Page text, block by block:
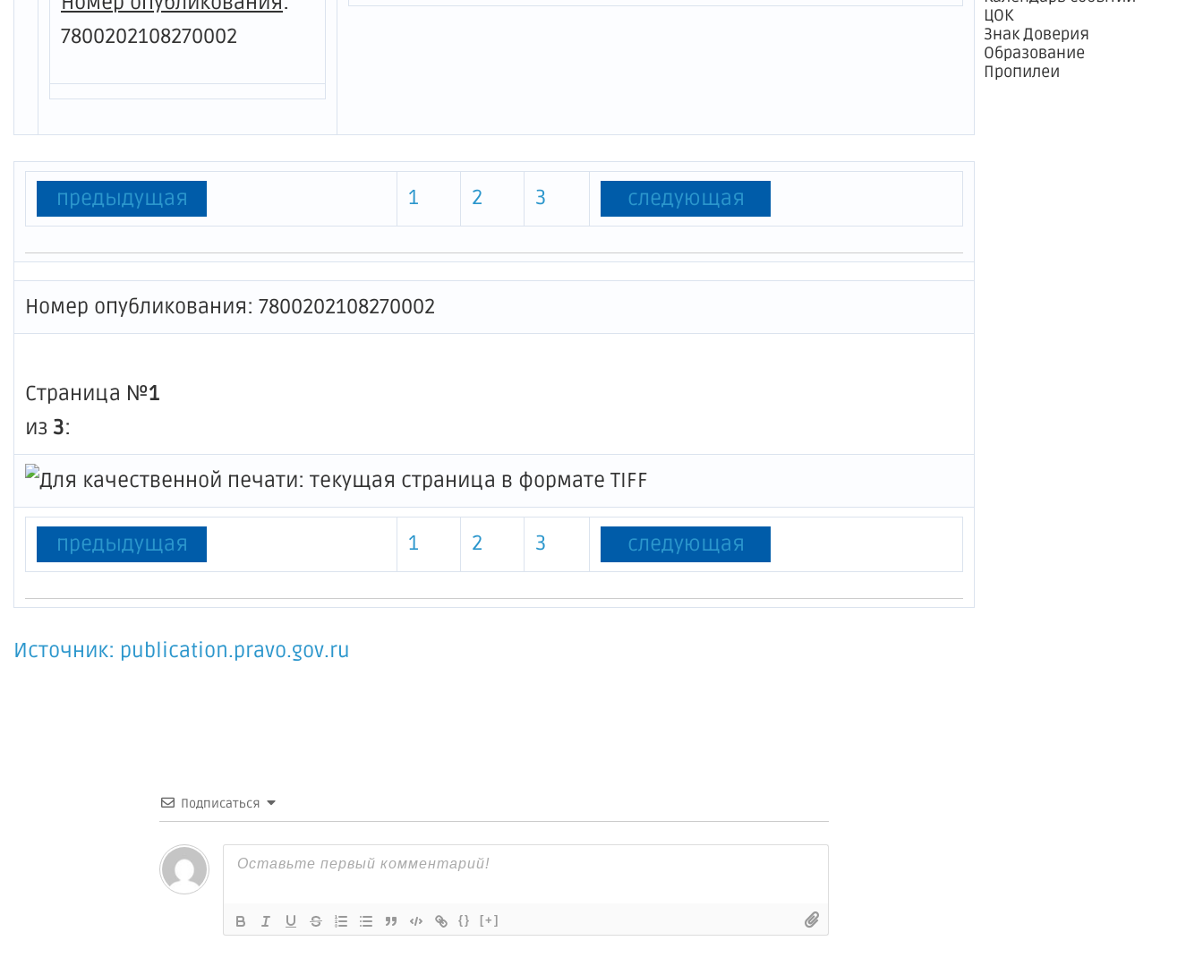
ЦОК
Знак Доверия
Образование
Пропилеи
7800202108270002
предыдущая 1 2 3 следующая
Номер опубликования: 7800202108270002
Страница №1
из 3:
предыдущая 1 2 3 следующая
Источник: publication.pravo.gov.ru
Подписаться
{} [+]